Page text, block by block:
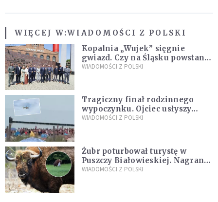
WIĘCEJ W:WIADOMOŚCI Z POLSKI
Kopalnia „Wujek” sięgnie
gwiazd. Czy na Śląsku powstanie
„Dolina Krzemowa”?
WIADOMOŚCI Z POLSKI
Tragiczny finał rodzinnego
wypoczynku. Ojciec usłyszy
zarzuty
WIADOMOŚCI Z POLSKI
Żubr poturbował turystę w
Puszczy Białowieskiej. Nagranie
daje do myślenia
WIADOMOŚCI Z POLSKI